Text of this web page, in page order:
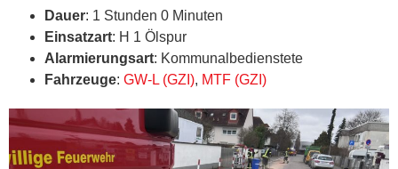
Dauer: 1 Stunden 0 Minuten
Einsatzart: H 1 Ölspur
Alarmierungsart: Kommunalbedienstete
Fahrzeuge: GW-L (GZI), MTF (GZI)